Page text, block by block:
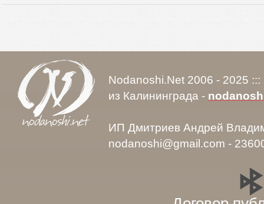
Nodanoshi.Net 2006 - 2025
из Калининграда -
ИП Дмитриев Андрей
nodanoshi@gmail.com -